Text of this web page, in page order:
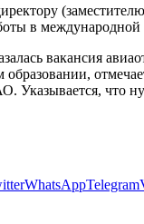
в
вакансия
Указывается, что
WhatsAppTelegram